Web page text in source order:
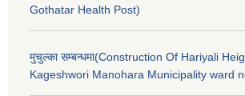
Gothatar Health Post)
मुचुल्का सम्बन्धमा(Construction Of Hariyali
Kageshwori Manohara Municipality ward